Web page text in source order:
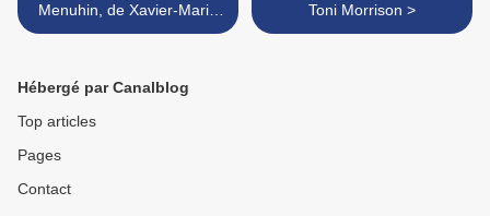
Menuhin, de Xavier-Marie
Bonnot
Toni Morrison >
Hébergé par Canalblog
Top articles
Pages
Contact